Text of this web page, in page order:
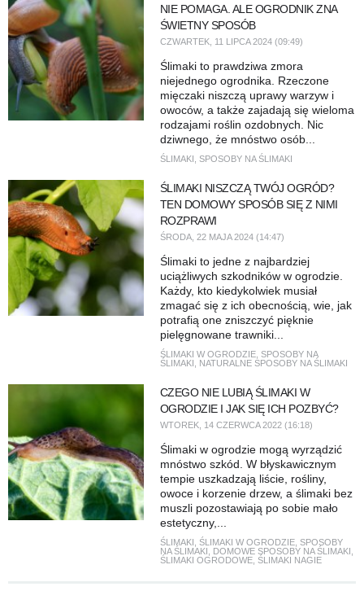
NIE POMAGA. ALE OGRODNIK ZNA
ŚWIETNY SPOSÓB
CZWARTEK, 11 LIPCA 2024 (09:49)
Ślimaki to prawdziwa zmora
niejednego ogrodnika. Rzeczone
mięczaki niszczą uprawy warzyw i
owoców, a także zajadają się wieloma
rodzajami roślin ozdobnych. Nic
dziwnego, że mnóstwo osób...
ŚLIMAKI SPOSOBY NA ŚLIMAKI
ŚLIMAKI NISZCZĄ TWÓJ OGRÓD?
TEN DOMOWY SPOSÓB SIĘ Z NIMI
ROZPRAWI
ŚRODA, 22 MAJA 2024 (14:47)
Ślimaki to jedne z najbardziej
uciążliwych szkodników w ogrodzie.
Każdy, kto kiedykolwiek musiał
zmagać się z ich obecnością, wie, jak
potrafią one zniszczyć pięknie
pielęgnowane trawniki...
ŚLIMAKI W OGRODZIE, SPOSOBY NA
ŚLIMAKI
NATURALNE SPOSOBY NA ŚLIMAKI
CZEGO NIE LUBIĄ ŚLIMAKI W
OGRODZIE I JAK SIĘ ICH POZBYĆ?
WTOREK, 14 CZERWCA 2022 (16:18)
Ślimaki w ogrodzie mogą wyrządzić
mnóstwo szkód. W błyskawicznym
tempie uszkadzają liście, rośliny,
owoce i korzenie drzew, a ślimaki bez
muszli pozostawiają po sobie mało
estetyczny,...
ŚLIMAKI ŚLIMAKI W OGRODZIE, SPOSOBY
NA ŚLIMAKI
DOMOWE SPOSOBY NA ŚLIMAKI
ŚLIMAKI OGRODOWE, ŚLIMAKI NAGIE